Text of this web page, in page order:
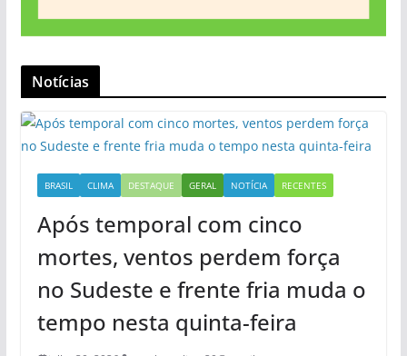
Notícias
BRASIL CLIMA DESTAQUE GERAL NOTÍCIA RECENTES
Após temporal com cinco
mortes, ventos perdem força
no Sudeste e frente fria muda o
tempo nesta quinta-feira